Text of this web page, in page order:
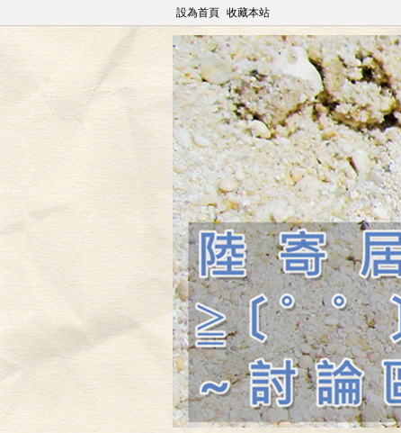
設為首頁 收藏本站